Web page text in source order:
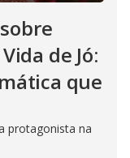
de Jó:
que
protagonista na